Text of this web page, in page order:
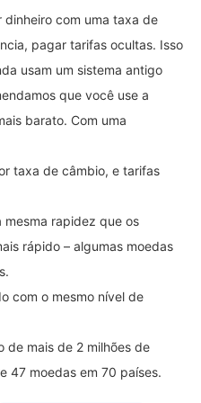
com uma taxa de
pagar tarifas ocultas. Isso
usam um sistema antigo
que você use a
barato. Com uma
taxa de câmbio, e tarifas
mesma rapidez que os
rápido – algumas moedas
com o mesmo nível de
de mais de 2 milhões de
47 moedas em 70 países.